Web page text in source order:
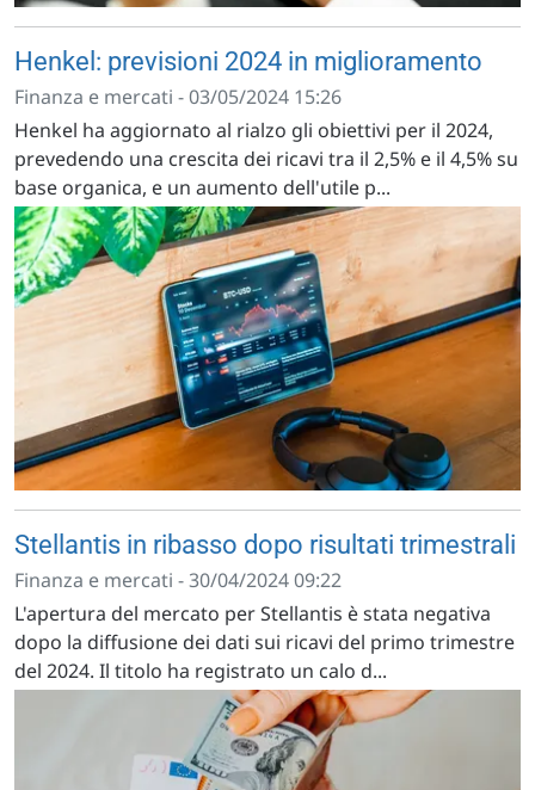
Henkel: previsioni 2024 in miglioramento
Finanza e mercati - 03/05/2024 15:26
Henkel ha aggiornato al rialzo gli obiettivi per il 2024,
prevedendo una crescita dei ricavi tra il 2,5% e il 4,5% su
base organica, e un aumento dell'utile p...
Stellantis in ribasso dopo risultati trimestrali
Finanza e mercati - 30/04/2024 09:22
L'apertura del mercato per Stellantis è stata negativa
dopo la diffusione dei dati sui ricavi del primo trimestre
del 2024. Il titolo ha registrato un calo d...